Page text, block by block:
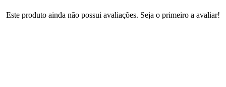
Este produto ainda não possui avaliações. Seja o primeiro a avaliar!